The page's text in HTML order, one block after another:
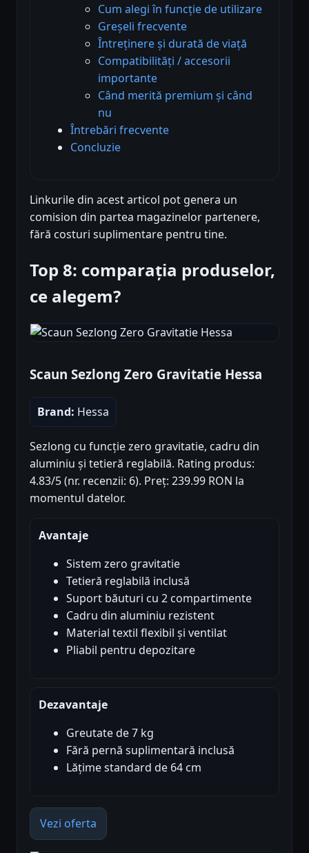
Cum alegi în funcție de utilizare
Greșeli frecvente
Întreținere și durată de viață
Compatibilități / accesorii
importante
Când merită premium și când
nu
Întrebări frecvente
Concluzie
Linkurile din acest articol pot genera un
comision din partea magazinelor partenere,
fără costuri suplimentare pentru tine.
Top 8: comparația produselor,
ce alegem?
Scaun Sezlong Zero Gravitatie Hessa
Brand: Hessa
Sezlong cu funcție zero gravitatie, cadru din
aluminiu și tetieră reglabilă. Rating produs:
4.83/5 (nr. recenzii: 6). Preț: 239.99 RON la
momentul datelor.
Avantaje
Sistem zero gravitatie
Tetieră reglabilă inclusă
Suport băuturi cu 2 compartimente
Cadru din aluminiu rezistent
Material textil flexibil și ventilat
Pliabil pentru depozitare
Dezavantaje
Greutate de 7 kg
Fără pernă suplimentară inclusă
Lățime standard de 64 cm
Vezi oferta